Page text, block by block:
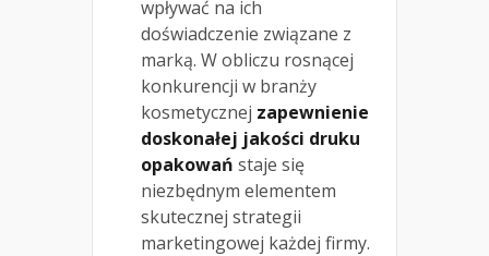
wpływać na ich
doświadczenie związane z
marką. W obliczu rosnącej
konkurencji w branży
kosmetycznej zapewnienie
doskonałej jakości druku
opakowań staje się
niezbędnym elementem
skutecznej strategii
marketingowej każdej firmy.